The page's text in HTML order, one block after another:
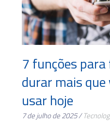
7 funções
durar mais que
usar hoje
7 de julho de 2025 /